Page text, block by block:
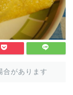
合があります